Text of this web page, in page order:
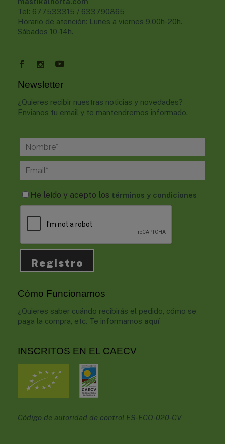
Tel: 677533315 / 633790865
Horario de atención: Lunes a viernes 9.00h-20h.
Sábados 10-14h.
Newsletter
¿Quieres recibir nuestras noticias y novedades?
Envianos tu email y te mantendremos informado.
He leído y acepto los términos y condiciones
Cómo Funcionamos
¿Quieres saber cuándo recibirás el pedido, cómo se
paga la compra, etc. Te informamos aquí
INSCRITOS EN EL CAECV
Código de autoridad de control ES-ECO-020-CV